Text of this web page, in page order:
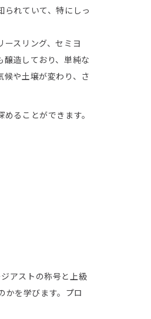
れていて、特にしっ
ースリング、セミヨ
醸造しており、単純な
候や土壌が変わり、さ
ることができます。
アストの称号と上級
かを学びます。プロ